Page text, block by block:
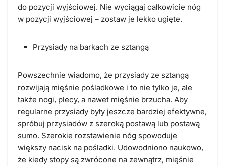
do pozycji wyjściowej. Nie wyciągaj całkowicie nóg
w pozycji wyjściowej – zostaw je lekko ugięte.
Przysiady na barkach ze sztangą
Powszechnie wiadomo, że przysiady ze sztangą
rozwijają mięśnie pośladkowe i to nie tylko je, ale
także nogi, plecy, a nawet mięśnie brzucha. Aby
regularne przysiady były jeszcze bardziej efektywne,
spróbuj przysiadów z szeroką postawą lub postawą
sumo. Szerokie rozstawienie nóg spowoduje
większy nacisk na pośladki. Udowodniono naukowo,
że kiedy stopy są zwrócone na zewnątrz, mięśnie